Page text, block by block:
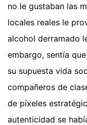
no le gustaban las
locales reales le
alcohol derramado
embargo, sentía
su supuesta vida
compañeros de
de píxeles
autenticidad se